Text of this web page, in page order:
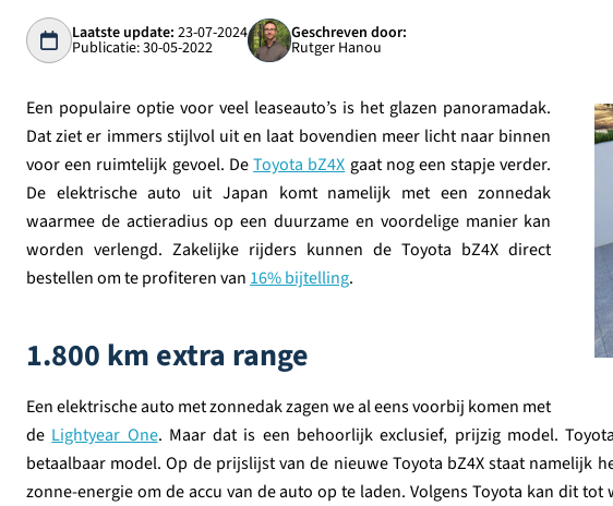
Laatste update: 23-07-2024
Publicatie: 30-05-2022
Geschreven door:
Rutger Hanou
Een populaire optie voor veel leaseauto’s is het glazen panoramadak.
Dat ziet er immers stijlvol uit en laat bovendien meer licht naar binnen
voor een ruimtelijk gevoel. DeToyota bZ4X gaat nog een stapje verder.
De elektrische auto uit Japan komt namelijk met een zonnedak
waarmee de actieradius op een duurzame en voordelige manier kan
worden verlengd. Zakelijke rijders kunnen de Toyota bZ4X direct
bestellen om te profiteren van 16% bijtelling.
1.800 km extra range
Een elektrische auto met zonnedak zagen we al eens voorbij komen met
de Lightyear One. Maar dat is een behoorlijk exclusief, prijzig model.
betaalbaar model. Op de prijslijst van de nieuwe Toyota bZ4X staat namelijk
zonne-energie om de accu van de auto op te laden. Volgens Toyota kan dit